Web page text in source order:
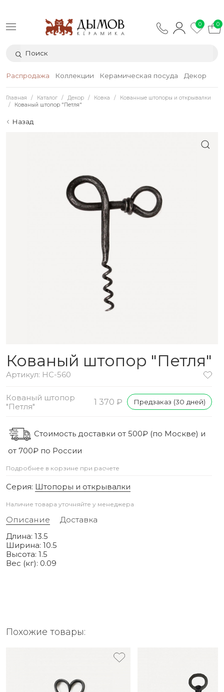
0 0
Распродажа Коллекции Керамическая посуда Декор
Главная Каталог Декор Ковка
Кованные штопоры и открывалки
Кованый штопор "Петля"
Назад
Кованый штопор "Петля"
Артикул: HC-560
Кованый штопор
"Петля"
1 370 ₽ Предзаказ (30 дней)
Стоимость доставки от 500₽ (по Москве) и
от 700₽ по России
Подробнее в корзине при расчете
Серия: Штопоры и открывалки
Наличие товара уточняйте у менеджера
Описание
Доставка
Длина: 13.5
Ширина: 10.5
Высота: 1.5
Вес (кг): 0.09
Похожие товары: